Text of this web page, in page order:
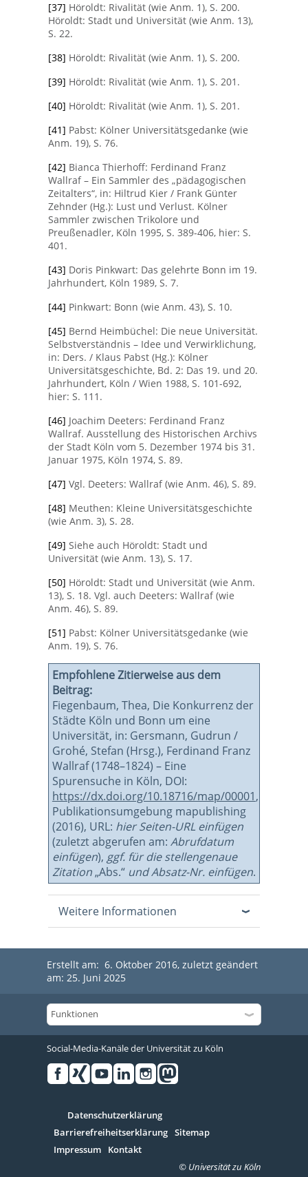
[37] Höroldt: Rivalität (wie Anm. 1), S. 200.
Höroldt: Stadt und Universität (wie Anm. 13),
S. 22.
[38] Höroldt: Rivalität (wie Anm. 1), S. 200.
[39] Höroldt: Rivalität (wie Anm. 1), S. 201.
[40] Höroldt: Rivalität (wie Anm. 1), S. 201.
[41] Pabst: Kölner Universitätsgedanke (wie
Anm. 19), S. 76.
[42] Bianca Thierhoff: Ferdinand Franz
Wallraf – Ein Sammler des „pädagogischen
Zeitalters“, in: Hiltrud Kier / Frank Günter
Zehnder (Hg.): Lust und Verlust. Kölner
Sammler zwischen Trikolore und
Preußenadler, Köln 1995, S. 389-406, hier: S.
401.
[43] Doris Pinkwart: Das gelehrte Bonn im 19.
Jahrhundert, Köln 1989, S. 7.
[44] Pinkwart: Bonn (wie Anm. 43), S. 10.
[45] Bernd Heimbüchel: Die neue Universität.
Selbstverständnis – Idee und Verwirklichung,
in: Ders. / Klaus Pabst (Hg.): Kölner
Universitätsgeschichte, Bd. 2: Das 19. und 20.
Jahrhundert, Köln / Wien 1988, S. 101-692,
hier: S. 111.
[46] Joachim Deeters: Ferdinand Franz
Wallraf. Ausstellung des Historischen Archivs
der Stadt Köln vom 5. Dezember 1974 bis 31.
Januar 1975, Köln 1974, S. 89.
[47] Vgl. Deeters: Wallraf (wie Anm. 46), S. 89.
[48] Meuthen: Kleine Universitätsgeschichte
(wie Anm. 3), S. 28.
[49] Siehe auch Höroldt: Stadt und
Universität (wie Anm. 13), S. 17.
[50] Höroldt: Stadt und Universität (wie Anm.
13), S. 18. Vgl. auch Deeters: Wallraf (wie
Anm. 46), S. 89.
[51] Pabst: Kölner Universitätsgedanke (wie
Anm. 19), S. 76.
Empfohlene Zitierweise aus dem
Beitrag:
Fiegenbaum, Thea, Die Konkurrenz der
Städte Köln und Bonn um eine
Universität, in: Gersmann, Gudrun /
Grohé, Stefan (Hrsg.), Ferdinand Franz
Wallraf (1748–1824) – Eine
Spurensuche in Köln, DOI:
https://dx.doi.org/10.18716/map/00001,
Publikationsumgebung mapublishing
(2016), URL: hier Seiten-URL einfügen
(zuletzt abgerufen am: Abrufdatum
einfügen), ggf. für die stellengenaue
Zitation„Abs.“und Absatz-Nr. einfügen.
Weitere Informationen
Erstellt am: 6. Oktober 2016, zuletzt geändert
am: 25. Juni 2025
Social-Media-Kanäle der Universität zu Köln
Serivce
Datenschutzerklärung
Barrierefreiheitserklärung Sitemap
Impressum
Kontakt
© Universität zu Köln